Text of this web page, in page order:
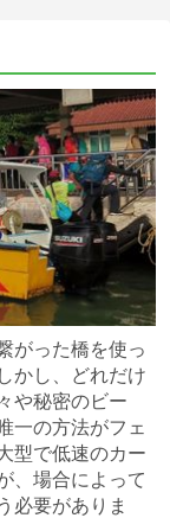
がった橋を使っ
かし、どれだけ
や秘密のビー
一の方法がフェ
型で低速のカー
、場合によって
必要がありま